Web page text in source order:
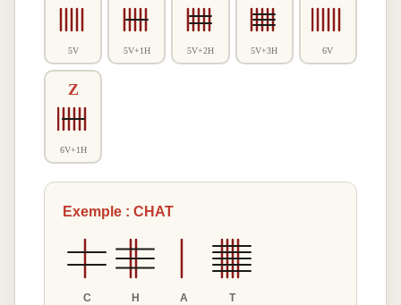
5V 5V+1H 5V+2H 5V+3H 6V
Z
6V+1H
Exemple : CHAT
C H A T